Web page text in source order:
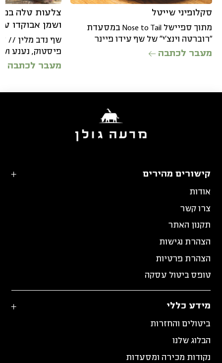
סקלופיני שייטל
מתוך ספיישל Nose to Tail במסעדת
"רוברטה וינצ'י" של שף עידו פיינר
מתכון ל-4 מנות: אמולסיה של חמאתמעבר לכתבה
צלעות טלה
ושמן אבוקדו
שף נדב מלין //
פיסטוק, נענע
צלוי מתכון ל 5-6 מנות פסטו מרכיבים:
מעבר לכתבה
קישורים מהירים
אודות
צרו קשר
תקנון האתר
הצהרת נגישות
הצהרת פרטיות
טופס ביטול עסקה
מידע כללי
ביטולים והחזרות
הבלוג שלנו
נקודות מכירה ומסעדות